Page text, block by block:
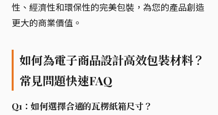
性、經濟性和環保性的完美包裝，為您的產品創造
更大的商業價值。
如何為電子商品設計高效包裝材料？
常見問題快速FAQ
Q1：如何選擇合適的瓦楞紙箱尺寸？